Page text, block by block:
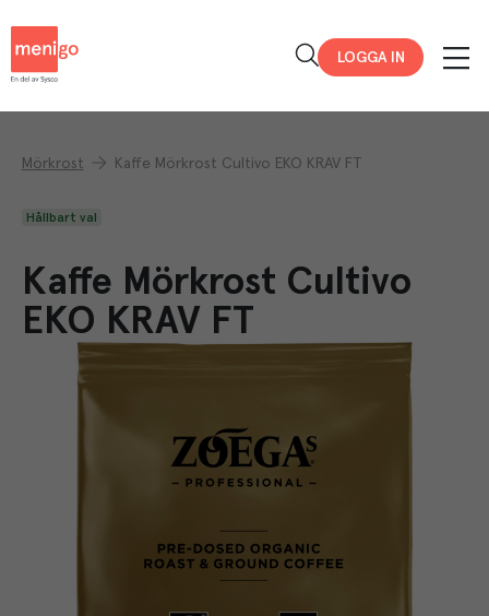
LOGGA IN
Mörkrost Kaffe Mörkrost Cultivo EKO KRAV FT
Hållbart val
Kaffe Mörkrost Cultivo
EKO KRAV FT